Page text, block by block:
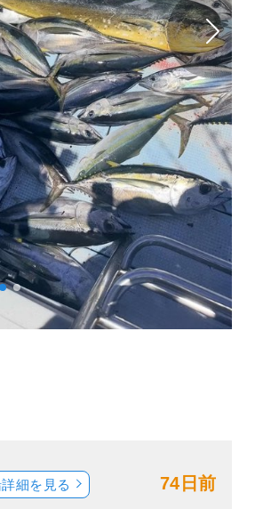
74日前
細を見る